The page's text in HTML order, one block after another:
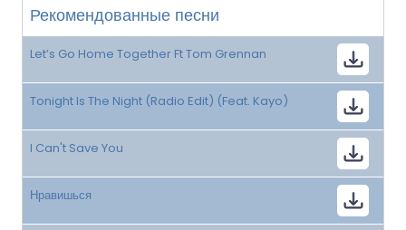
Рекомендованные песни
Let’s Go Home Together Ft Tom Grennan
Tonight Is The Night (Radio Edit) (Feat. Kayo)
I Can't Save You
Нравишься